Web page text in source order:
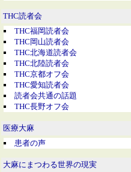
THC読者会
THC福岡読者会
THC岡山読者会
THC北海道読者会
THC北陸読者会
THC京都オフ会
THC愛知読者会
読者会共通の話題
THC長野オフ会
医療大麻
患者の声
大麻にまつわる世界の現実